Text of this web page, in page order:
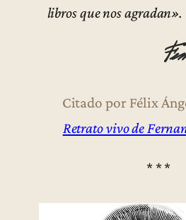
libros que nos agradan».
Citado por Félix
Retrato vivo de
* * *